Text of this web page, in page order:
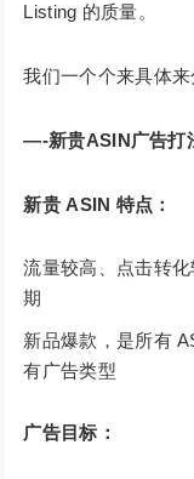
Listing 的质量。
我们一个个来具体
—-新贵ASIN广告
新贵 ASIN 特点：
流量较高、点击转
期
新品爆款，是所有
有广告类型
广告目标：